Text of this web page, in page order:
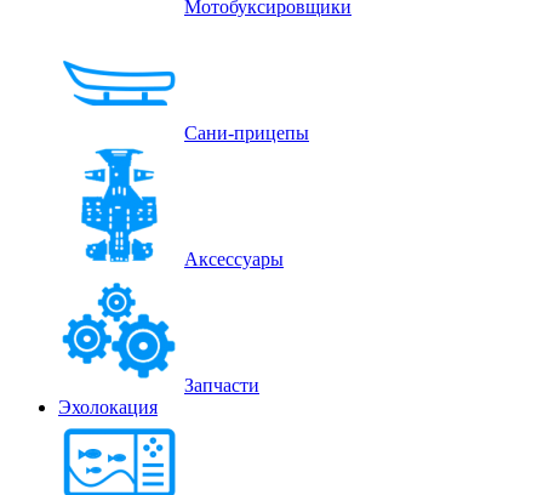
Мотобуксировщики
Сани-прицепы
Аксессуары
Запчасти
Эхолокация